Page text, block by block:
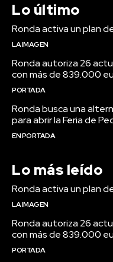
Lo último
Ronda activa un plan
LA IMAGEN
Ronda autoriza 26
con más de 839.000
PORTADA
Ronda busca una
para abrir la Feria de
EN PORTADA
Lo más leído
Ronda activa un plan
LA IMAGEN
Ronda autoriza 26
con más de 839.000
PORTADA